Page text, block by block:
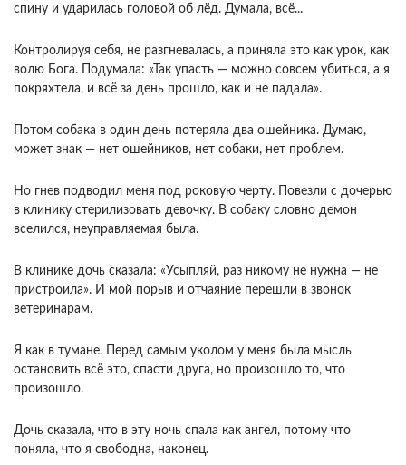
спину и ударилась головой об лёд. Думала, всё...
Контролируя себя, не разгневалась, а приняла это как урок, как
волю Бога. Подумала: «Так упасть — можно совсем убиться, а я
покряхтела, и всё за день прошло, как и не падала».
Потом собака в один день потеряла два ошейника. Думаю,
может знак — нет ошейников, нет собаки, нет проблем.
Но гнев подводил меня под роковую черту. Повезли с дочерью
в клинику стерилизовать девочку. В собаку словно демон
вселился, неуправляемая была.
В клинике дочь сказала: «Усыпляй, раз никому не нужна — не
пристроила». И мой порыв и отчаяние перешли в звонок
ветеринарам.
Я как в тумане. Перед самым уколом у меня была мысль
остановить всё это, спасти друга, но произошло то, что
произошло.
Дочь сказала, что в эту ночь спала как ангел, потому что
поняла, что я свободна, наконец.